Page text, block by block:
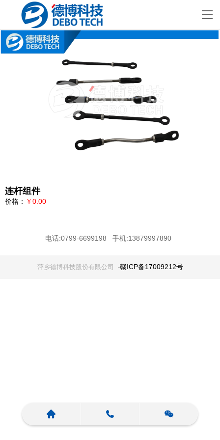
连杆组件
价格： ￥0.00
电话:0799-6699198 手机:13879997890
萍乡德博科技股份有限公司 -赣ICP备17009212号